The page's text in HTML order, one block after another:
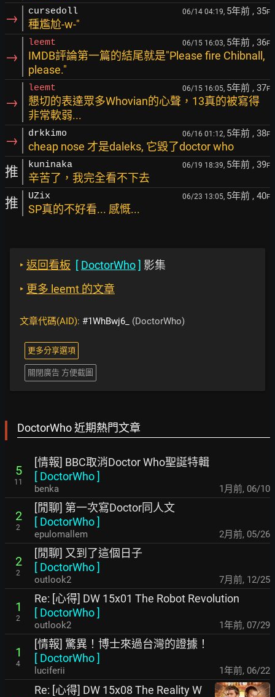
→ cursedoll 06/14 04:19, 5年前 , 35F
種尷尬-w-"
→
leemt 06/15 16:03, 5年前 , 36F
IMDB評論第一篇的結尾就是"Please fire Chibnall,
please."
→
leemt 06/15 16:05, 5年前 , 37F
懇切的表達眾多Whovian的心聲，13真的被寫得
非常軟弱...
→ drkkimo 06/16 01:12, 5年前 , 38F
cheap nose 才是daleks, 它毀了doctor who
推 kuninaka 06/19 18:39, 5年前 , 39F
辛苦了，我完全看不下去
推 UZix 06/23 13:05, 5年前 , 40F
SP真的不好看... 感慨...
‣ 返回看板 [ DoctorWho] 影集
‣ 更多 leemt 的文章
文章代碼(AID): #1WhBwj6_ (DoctorWho)
更多分享選項
關閉廣告 方便截圖
DoctorWho 近期熱門文章
5
11
[情報] BBC取消Doctor Who聖誕特輯
[ DoctorWho]
benka 1月前, 06/10
2
2
[閒聊] 第一次寫Doctor同人文
[ DoctorWho]
epulomallem 2月前, 05/26
2
2
[閒聊] 又到了這個日子
[ DoctorWho]
outlook2 7月前, 12/25
1
2
Re: [心得] DW 15x01 The Robot Revolution
[ DoctorWho]
outlook2 1年前, 07/29
1
4
[情報] 驚異！博士來過台灣的證據！
[ DoctorWho]
luciferii 1年前, 06/22
Re: [心得] DW 15x08 The Reality W